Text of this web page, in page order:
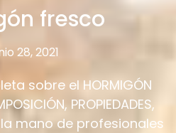
fresco
28, 2021
sobre el HORMIGÓN
PROPIEDADES,
la mano de profesionales